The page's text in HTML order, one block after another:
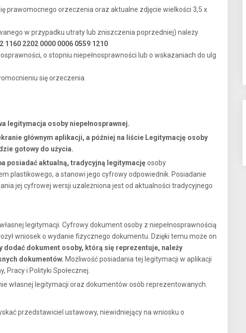
prawomocnego orzeczenia oraz aktualne zdjęcie wielkości 3,5 x
w przypadku utraty lub zniszczenia poprzedniej) należy
1160 2202 0000 0006 0559 1210
o stopniu niepełnosprawności lub o wskazaniach do ulg
się orzeczenia.
legitymacja osoby niepełnosprawnej.
głównym aplikacji, a później na liście Legitymację osoby
gotowy do użycia.
posiadać aktualną, tradycyjną legitymacjęosoby
plastikowego, a stanowi jego cyfrowy odpowiednik. Posiadanie
jej cyfrowej wersji uzależniona jest od aktualności tradycyjnego
legitymacji. Cyfrowy dokument osoby z niepełnosprawnością
wniosek o wydanie fizycznego dokumentu. Dzięki temu może on
dodać dokument osoby, którą się reprezentuje, należy
dokumentów. Możliwość posiadania tej legitymacji w aplikacji
Pracy i Polityki Społecznej.
własnej legitymacji oraz dokumentów osób reprezentowanych.
przedstawiciel ustawowy, niewidniejący na wniosku o